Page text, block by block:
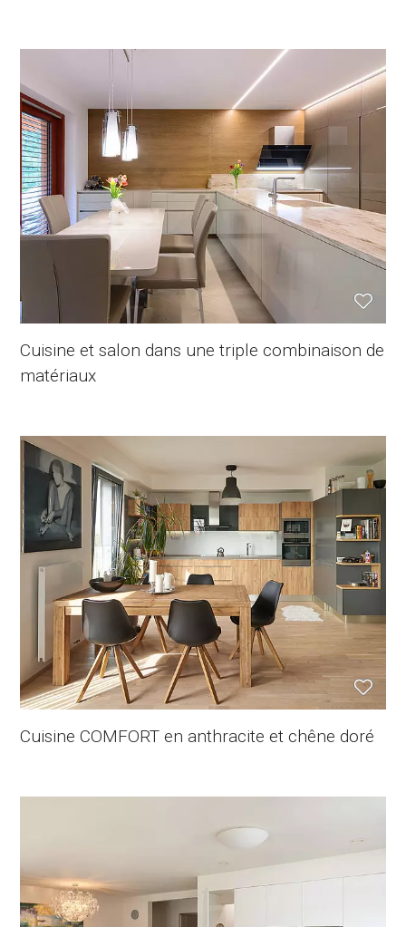
Cuisine et salon dans une triple combinaison de
matériaux
Cuisine COMFORT en anthracite et chêne doré